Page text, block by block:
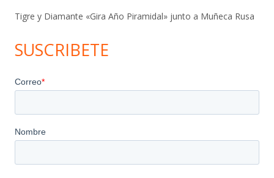
Tigre y Diamante «Gira Año Piramidal» junto a Muñeca Rusa
SUSCRIBETE